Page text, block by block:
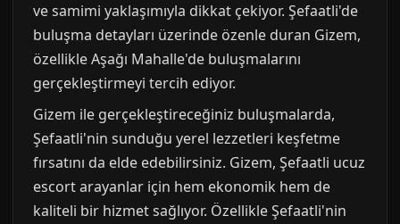
ve samimi yaklaşımıyla dikkat çekiyor. Şefaatli'de
buluşma detayları üzerinde özenle duran Gizem,
özellikle Aşağı Mahalle'de buluşmalarını
gerçekleştirmeyi tercih ediyor.
Gizem ile gerçekleştireceğiniz buluşmalarda,
Şefaatli'nin sunduğu yerel lezzetleri keşfetme
fırsatını da elde edebilirsiniz. Gizem, Şefaatli ucuz
escort arayanlar için hem ekonomik hem de
kaliteli bir hizmet sağlıyor. Özellikle Şefaatli'nin